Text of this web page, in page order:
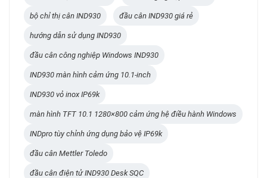
bộ chỉ thị cân IND930 đầu cân IND930 giá rẻ
hướng dẫn sử dụng IND930
đầu cân công nghiệp Windows IND930
IND930 màn hình cảm ứng 10.1-inch
IND930 vỏ inox IP69k
màn hình TFT 10.1 1280×800 cảm ứng hệ điều hành Windows
INDpro tùy chỉnh ứng dụng bảo vệ IP69k
đầu cân Mettler Toledo
đầu cân điện tử IND930 Desk SQC